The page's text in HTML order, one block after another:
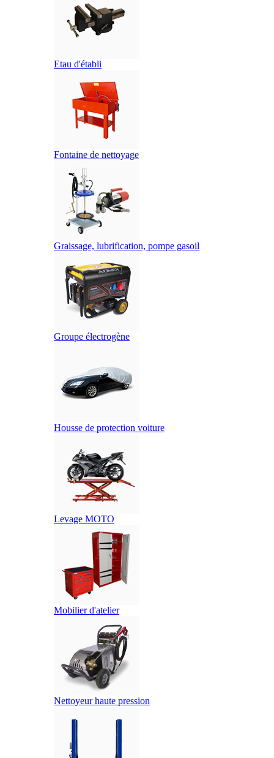
Etau d'établi
Fontaine de nettoyage
Graissage, lubrification, pompe gasoil
Groupe électrogène
Housse de protection voiture
Levage MOTO
Mobilier d'atelier
Nettoyeur haute pression